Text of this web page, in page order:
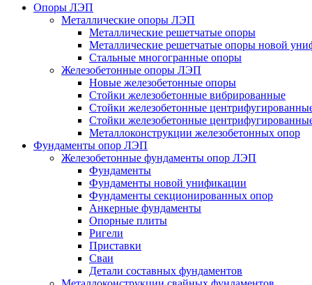
Опоры ЛЭП
Металлические опоры ЛЭП
Металлические решетчатые опоры
Металлические решетчатые опоры новой
Стальные многогранные опоры
Железобетонные опоры ЛЭП
Новые железобетонные опоры
Стойки железобетонные вибрированные
Стойки железобетонные
Стойки железобетонные
Металлоконструкции железобетонных опор
Фундаменты опор ЛЭП
Железобетонные фундаменты опор ЛЭП
Фундаменты
Фундаменты новой унификации
Фундаменты секционированных опор
Анкерные фундаменты
Опорные плиты
Ригели
Приставки
Сваи
Детали составных фундаментов